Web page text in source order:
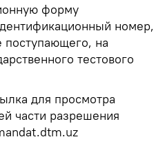
форму
номер,
поступающего, на
тестового
для просмотра
части разрешения